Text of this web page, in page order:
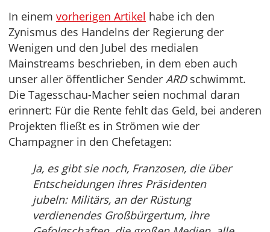
In einem vorherigen Artikel habe ich den
Zynismus des Handelns der Regierung der
Wenigen und den Jubel des medialen
Mainstreams beschrieben, in dem eben auch
unser aller öffentlicher Sender ARDschwimmt.
Die Tagesschau-Macher seien nochmal daran
erinnert: Für die Rente fehlt das Geld, bei anderen
Projekten fließt es in Strömen wie der
Champagner in den Chefetagen:
Ja, es gibt sie noch, Franzosen, die über
Entscheidungen ihres Präsidenten
jubeln: Militärs, an der Rüstung
verdienendes Großbürgertum, ihre